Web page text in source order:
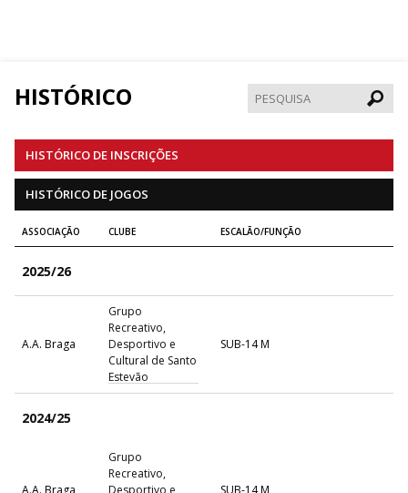
HISTÓRICO
HISTÓRICO DE INSCRIÇÕES
HISTÓRICO DE JOGOS
ASSOCIAÇÃO CLUBE ESCALÃO/FUNÇÃO
2025/26
A.A. Braga
Grupo
Recreativo,
Desportivo e
Cultural de Santo
Estevão
SUB-14 M
2024/25
A.A. Braga
Grupo
Recreativo,
Desportivo e
SUB-14 M